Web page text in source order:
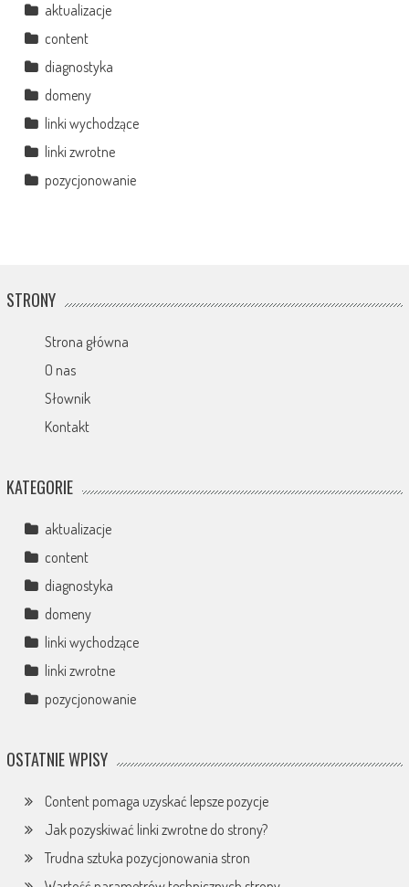
aktualizacje
content
diagnostyka
domeny
linki wychodzące
linki zwrotne
pozycjonowanie
STRONY
Strona główna
O nas
Słownik
Kontakt
KATEGORIE
aktualizacje
content
diagnostyka
domeny
linki wychodzące
linki zwrotne
pozycjonowanie
OSTATNIE WPISY
Content pomaga uzyskać lepsze pozycje
Jak pozyskiwać linki zwrotne do strony?
Trudna sztuka pozycjonowania stron